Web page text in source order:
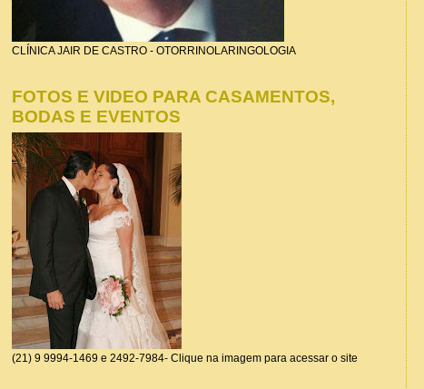
CLÍNICA JAIR DE CASTRO - OTORRINOLARINGOLOGIA
FOTOS E VIDEO PARA CASAMENTOS,
BODAS E EVENTOS
(21) 9 9994-1469 e 2492-7984- Clique na imagem para acessar o site